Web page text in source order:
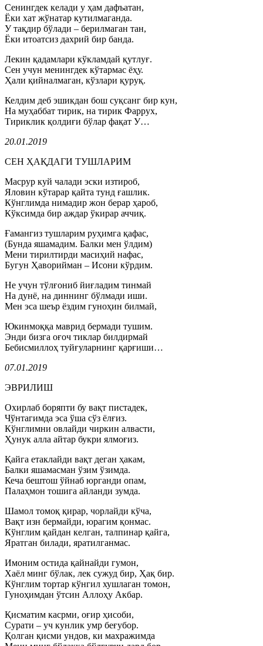
Сенингдек келади у ҳам дафъатан,
Ёки хат жўнатар кутилмаганда.
У тақдир бўлади – берилмаган тан,
Ёки итоатсиз дахрий бир банда.
Лекин қадамлари кўкламдай қутлуғ.
Сен учун менингдек кўтармас ёҳу.
Ҳали қийналмаган, кўзлари қуруқ.
Келдим деб эшикдан бош суқсанг бир кун,
На муҳаббат тирик, на тирик Фаррух,
Тириклик қолдиғи бўлар фақат У…
20.01.2019
СЕН ҲАҚДАГИ ТУШЛАРИМ
Масрур куй чалади эски изтироб,
Яловин кўтарар қайта тунд ғашлик.
Кўнглимда нимадир жон берар ҳароб,
Кўксимда бир аждар ўкирар аччиқ.
Ғамангиз тушларим руҳимга қафас,
(Бунда яшамадим. Балки мен ўлдим)
Мени тирилтирди масиҳий нафас,
Бугун Ҳаворийман – Исони кўрдим.
Не учун тўлғониб йиғладим тинмай
На дунё, на диннинг бўлмади иши.
Мен эса шеър ёздим гуноҳин билмай,
Юкинмоққа маврид бермади тушим.
Энди бизга оғоч тиклар билдирмай
Бебисмиллоҳ туйғуларнинг қарғиши…
07.01.2019
ЭВРИЛИШ
Охирлаб боряпти бу вақт пистадек,
Чўнтагимда эса ўша сўз ёлғиз.
Кўнглимни овлайди чиркин алвасти,
Ҳунук алла айтар букри ялмоғиз.
Қайга етаклайди вақт деган ҳакам,
Балки яшамасман ўзим ўзимда.
Кеча бештош ўйнаб юрганди опам,
Палаҳмон тошига айланди зумда.
Шамол томоқ қирар, чорлайди кўча,
Вақт изн бермайди, юрагим қонмас.
Кўнглим қайдан келган, талпинар қайга,
Яратган билади, яратилганмас.
Имоним остида қайнайди гумон,
Хаёл минг бўлак, лек сужуд бир, Ҳақ бир.
Кўнглим тортар кўнгил хушлаган томон,
Гуноҳимдан ўтсин Аллоҳу Акбар.
Қисматим касрми, оғир ҳисоби,
Сурати – уч кунлик умр беғубор.
Қолган қисми ундов, ки махражимда